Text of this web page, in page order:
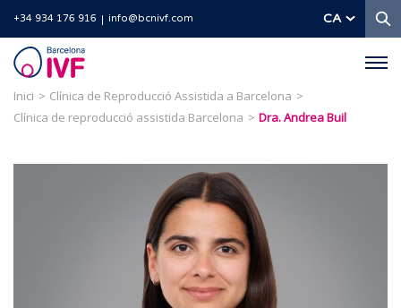
+34 934 176 916 info@bcnivf.com CA
Barcelona
IVF
Inici
Clínica de Reproducció Assistida a Barcelona
Clínica de reproducció assistida Barcelona
Dra. Andrea Buil